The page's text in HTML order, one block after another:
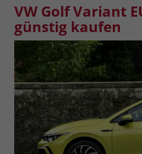
VW Golf Variant
günstig kaufen